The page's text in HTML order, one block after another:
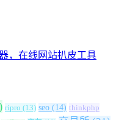
，在线网站扒皮工具
ripro (13) seo (14) thinkphp